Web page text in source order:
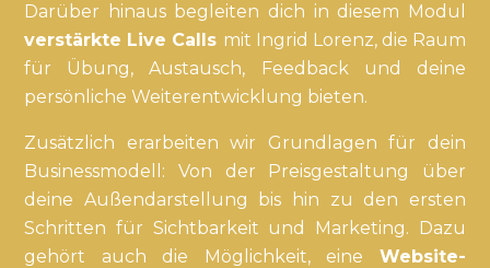
Darüber hinaus begleiten dich in diesem Modul
verstärkte Live Calls mit Ingrid Lorenz, die Raum
für Übung, Austausch, Feedback und deine
persönliche Weiterentwicklung bieten.
Zusätzlich erarbeiten wir Grundlagen für dein
Businessmodell: Von der Preisgestaltung über
deine Außendarstellung bis hin zu den ersten
Schritten für Sichtbarkeit und Marketing. Dazu
gehört auch die Möglichkeit, eine Website-